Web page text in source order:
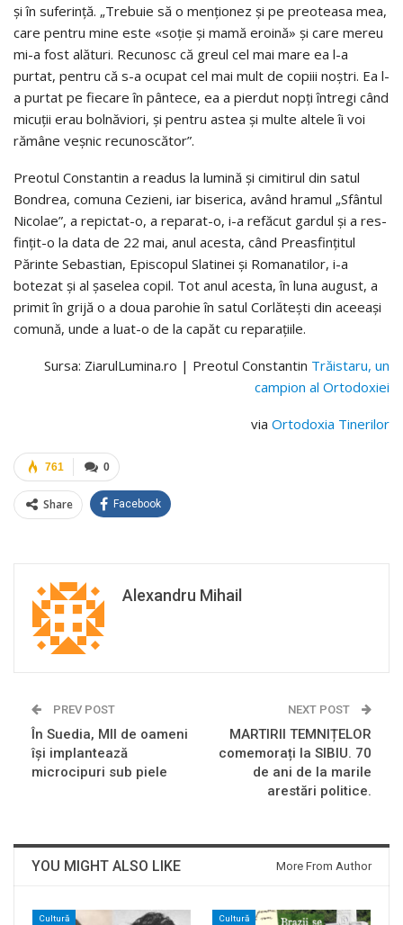
și în suferință. „Trebuie să o menționez și pe preoteasa mea,
care pentru mine este «soție și mamă eroină» și care mereu
mi-a fost alături. Recunosc că greul cel mai mare ea l-a
purtat, pentru că s-a ocupat cel mai mult de copiii noștri. Ea l-
a purtat pe fiecare în pântece, ea a pierdut nopți întregi când
micuții erau bolnăviori, și pentru astea și multe altele îi voi
rămâne veșnic recunoscător”.
Preotul Constantin a readus la lumină și cimitirul din satul
Bondrea, comuna Cezieni, iar biserica, având hramul „Sfântul
Nicolae”, a repictat-o, a re­pa­rat-o, i-a refăcut gardul și a res­
fin­țit-o la data de 22 mai, anul acesta, când Preasfinţitul
Părinte Sebastian, Episcopul Slatinei și Romanatilor, i-a
botezat și al șaselea copil. Tot anul acesta, în luna august, a
primit în grijă o a doua parohie în satul Corlătești din aceeași
comună, unde a luat-o de la capăt cu reparațiile.
Sursa: ZiarulLumina.ro | Preotul Constantin Trăistaru, un
campion al Ortodoxiei
via Ortodoxia Tinerilor
0
761
Share Facebook
Alexandru Mihail
PREV POST
În Suedia, MII de oameni
își implantează
microcipuri sub piele
NEXT POST
MARTIRII TEMNIȚELOR
comemorați la SIBIU. 70
de ani de la marile
arestări politice.
YOU MIGHT ALSO LIKE More From Author
Cultură Cultură